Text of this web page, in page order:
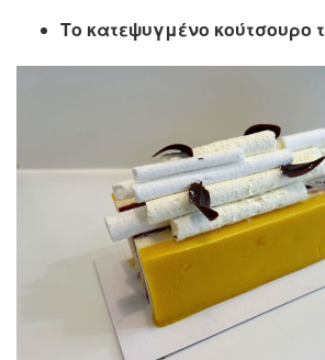
Το κατεψυγμένο κούτσουρο